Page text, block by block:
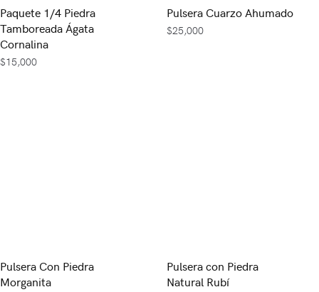
Paquete 1/4 Piedra
Tamboreada Ágata
Cornalina
$15,000
Pulsera Cuarzo Ahumado
$25,000
Pulsera Con Piedra
Morganita
Pulsera con Piedra
Natural Rubí